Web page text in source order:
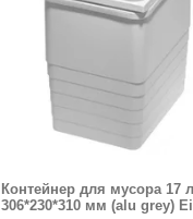
Контейнер для мусора 17 л
306*230*310 мм (alu grey)